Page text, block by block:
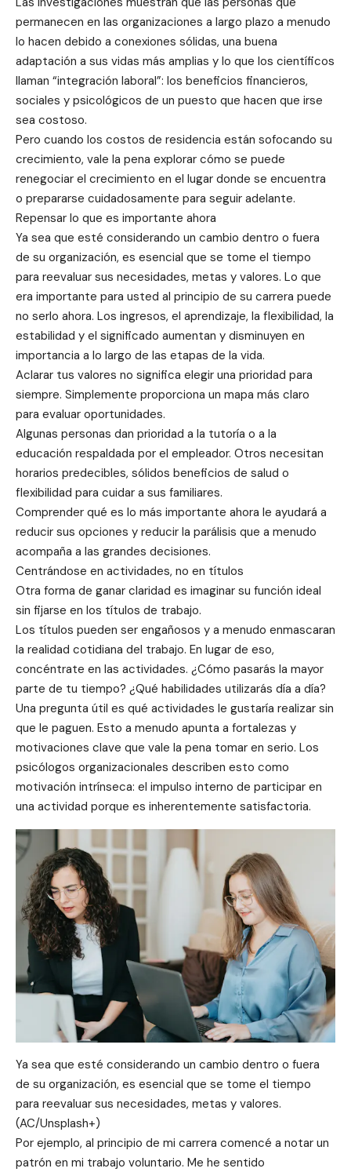
permanecen en las organizaciones a largo plazo a menudo
lo hacen debido a conexiones sólidas, una buena
adaptación a sus vidas más amplias y lo que los científicos
llaman “integración laboral”: los beneficios financieros,
sociales y psicológicos de un puesto que hacen que irse
sea costoso.
Pero cuando los costos de residencia están sofocando su
crecimiento, vale la pena explorar cómo se puede
renegociar el crecimiento en el lugar donde se encuentra
o prepararse cuidadosamente para seguir adelante.
Repensar lo que es importante ahora
Ya sea que esté considerando un cambio dentro o fuera
de su organización, es esencial que se tome el tiempo
para reevaluar sus necesidades, metas y valores. Lo que
era importante para usted al principio de su carrera puede
no serlo ahora. Los ingresos, el aprendizaje, la flexibilidad, la
estabilidad y el significado aumentan y disminuyen en
importancia a lo largo de las etapas de la vida.
Aclarar tus valores no significa elegir una prioridad para
siempre. Simplemente proporciona un mapa más claro
para evaluar oportunidades.
Algunas personas dan prioridad a la tutoría o a la
educación respaldada por el empleador. Otros necesitan
horarios predecibles, sólidos beneficios de salud o
flexibilidad para cuidar a sus familiares.
Comprender qué es lo más importante ahora le ayudará a
reducir sus opciones y reducir la parálisis que a menudo
acompaña a las grandes decisiones.
Centrándose en actividades, no en títulos
Otra forma de ganar claridad es imaginar su función ideal
sin fijarse en los títulos de trabajo.
Los títulos pueden ser engañosos y a menudo enmascaran
la realidad cotidiana del trabajo. En lugar de eso,
concéntrate en las actividades. ¿Cómo pasarás la mayor
parte de tu tiempo? ¿Qué habilidades utilizarás día a día?
Una pregunta útil es qué actividades le gustaría realizar sin
que le paguen. Esto a menudo apunta a fortalezas y
motivaciones clave que vale la pena tomar en serio. Los
psicólogos organizacionales describen esto como
motivación intrínseca: el impulso interno de participar en
una actividad porque es inherentemente satisfactoria.
Ya sea que esté considerando un cambio dentro o fuera
de su organización, es esencial que se tome el tiempo
para reevaluar sus necesidades, metas y valores.
(AC/Unsplash+)
Por ejemplo, al principio de mi carrera comencé a notar un
patrón en mi trabajo voluntario. Me he sentido